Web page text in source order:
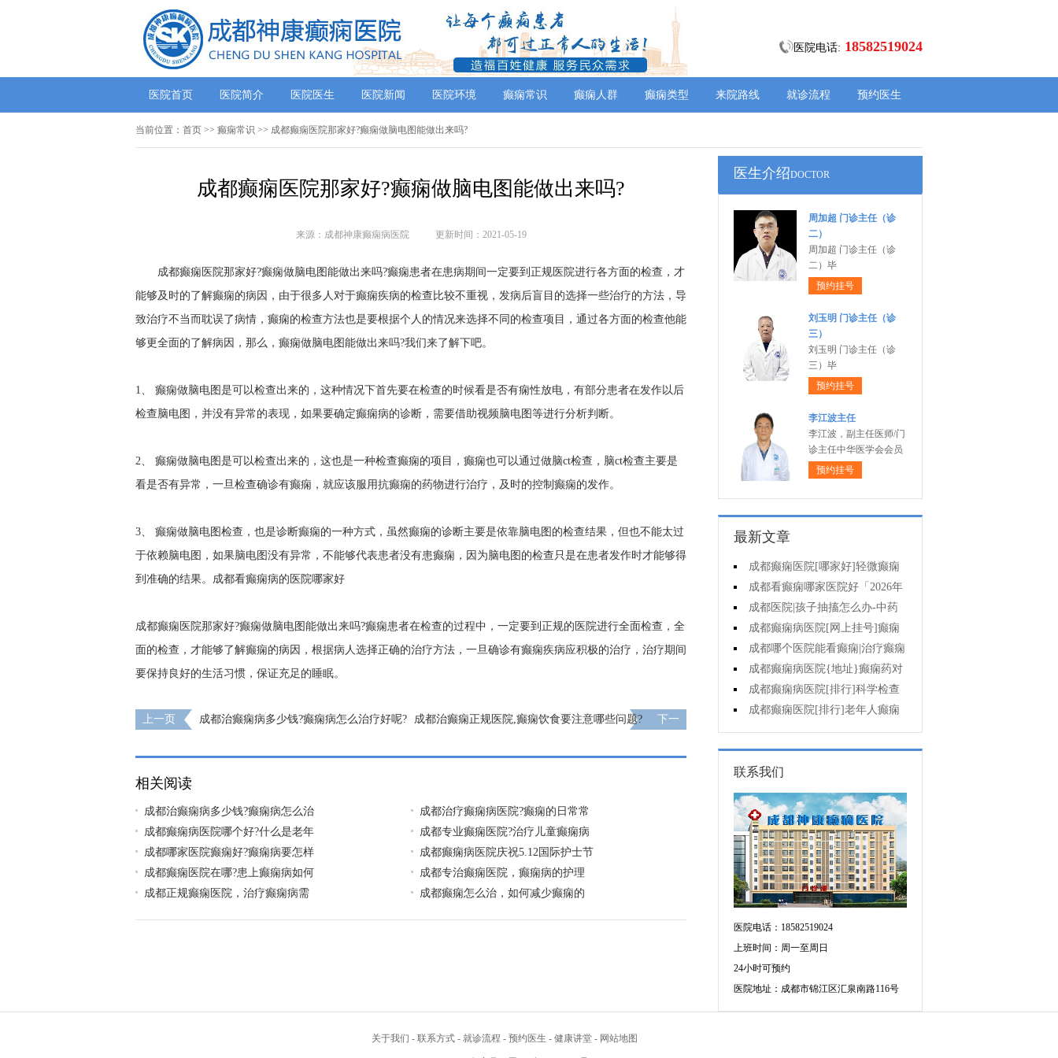
医院电话: 18582519024
医院首页 医院简介 医院医生 医院新闻 医院环境 癫痫常识 癫痫人群 癫痫类型 来院路线 就诊流程 预约医生
当前位置： 首页 >> 癫痫常识 >> 成都癫痫医院那家好?癫痫做脑电图能做出来吗?
成都癫痫医院那家好?癫痫做脑电图能做出来吗?
来源：成都神康癫痫病医院 更新时间：2021-05-19
成都癫痫医院那家好?癫痫做脑电图能做出来吗?癫痫患者在患病期间一定要到正规医院进行各方面的检查，才
能够及时的了解癫痫的病因，由于很多人对于癫痫疾病的检查比较不重视，发病后盲目的选择一些治疗的方法，导
致治疗不当而耽误了病情，癫痫的检查方法也是要根据个人的情况来选择不同的检查项目，通过各方面的检查他能
够更全面的了解病因，那么，癫痫做脑电图能做出来吗?我们来了解下吧。
1、 癫痫做脑电图是可以检查出来的，这种情况下首先要在检查的时候看是否有痫性放电，有部分患者在发作以后
检查脑电图，并没有异常的表现，如果要确定癫痫病的诊断，需要借助视频脑电图等进行分析判断。
2、 癫痫做脑电图是可以检查出来的，这也是一种检查癫痫的项目，癫痫也可以通过做脑ct检查，脑ct检查主要是
看是否有异常，一旦检查确诊有癫痫，就应该服用抗癫痫的药物进行治疗，及时的控制癫痫的发作。
3、 癫痫做脑电图检查，也是诊断癫痫的一种方式，虽然癫痫的诊断主要是依靠脑电图的检查结果，但也不能太过
于依赖脑电图，如果脑电图没有异常，不能够代表患者没有患癫痫，因为脑电图的检查只是在患者发作时才能够得
到准确的结果。 成都看癫痫病的医院哪家好
成都癫痫医院那家好?癫痫做脑电图能做出来吗?癫痫患者在检查的过程中，一定要到正规的医院进行全面检查，全
面的检查，才能够了解癫痫的病因，根据病人选择正确的治疗方法，一旦确诊有癫痫疾病应积极的治疗，治疗期间
要保持良好的生活习惯，保证充足的睡眠。
上一页 成都治癫痫病多少钱?癫痫病怎么治疗好呢? 成都治癫痫正规医院,癫痫饮食要注意哪些问题?
下一
相关阅读
成都治癫痫病多少钱?癫痫病怎么治
成都治疗癫痫病医院?癫痫的日常常
成都癫痫病医院哪个好?什么是老年
成都专业癫痫医院?治疗儿童癫痫病
成都哪家医院癫痫好?癫痫病要怎样
成都癫痫病医院庆祝5.12国际护士节
成都癫痫医院在哪?患上癫痫病如何
成都专治癫痫医院，癫痫病的护理
成都正规癫痫医院，治疗癫痫病需
成都癫痫怎么治，如何减少癫痫的
医生介绍DOCTOR
周加超 门诊主任（诊
二）
周加超 门诊主任（诊
二）毕
预约挂号
刘玉明 门诊主任（诊
三）
刘玉明 门诊主任（诊
三）毕
预约挂号
李江波主任
李江波，副主任医师/门
诊主任中华医学会会员
预约挂号
最新文章
成都癫痫医院[哪家好]轻微癫痫
可以不治疗吗?
成都看癫痫哪家医院好「2026年
度公布」癫痫发作时要做什么?
成都医院|孩子抽搐怎么办-中药
能治疗癫痫吗?
成都癫痫病医院[网上挂号]癫痫
护理的要点是什么?
成都哪个医院能看癫痫|治疗癫痫
有哪些误区?
成都癫痫病医院{地址}癫痫药对
孩子有伤害吗?
成都癫痫病医院[排行]科学检查
癫痫的重要性?
成都癫痫医院[排行]老年人癫痫
发作时应该怎么办?
联系我们
医院电话：18582519024
上班时间：周一至周日
24小时可预约
医院地址：成都市锦江区汇泉南路116号
关于我们 - 联系方式 - 就诊流程 - 预约医生 - 健康讲堂 - 网站地图